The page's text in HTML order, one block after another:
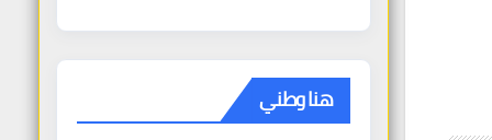
هنا وطني